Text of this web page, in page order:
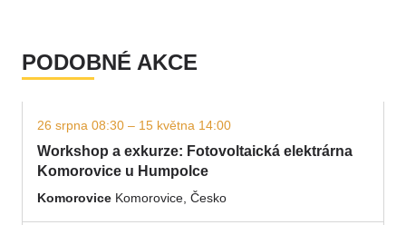
PODOBNÉ AKCE
26 srpna 08:30 – 15 května 14:00
Workshop a exkurze: Fotovoltaická elektrárna
Komorovice u Humpolce
Komorovice Komorovice, Česko